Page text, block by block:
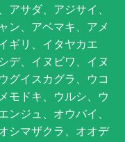
サダ、アジサイ、
ン、アベマキ、アメ
ギリ、イタヤカエ
デ、イヌビワ、イヌ
グイスカグラ、ウコ
モドキ、ウルシ、ウ
ジュ、オウバイ、
シマザクラ、オオデ